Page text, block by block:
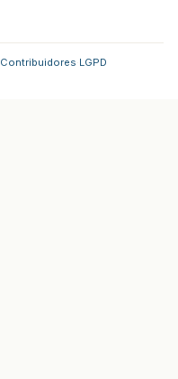
Contribuidores LGPD